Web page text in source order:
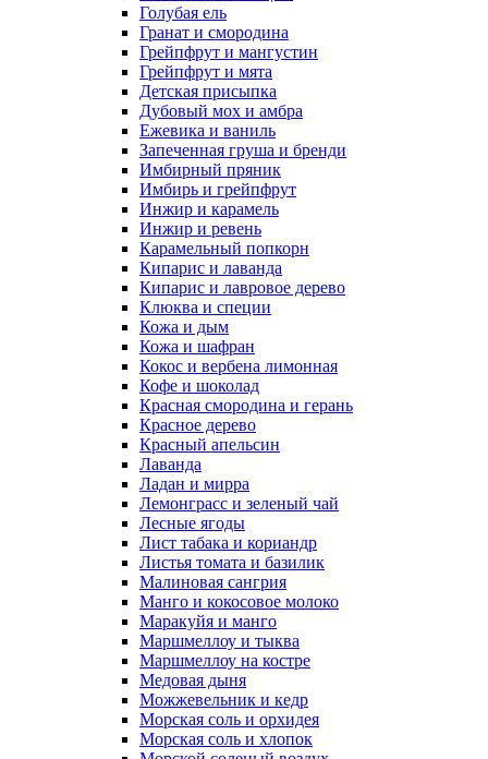
Голубая ель
Гранат и смородина
Грейпфрут и мангустин
Грейпфрут и мята
Детская присыпка
Дубовый мох и амбра
Ежевика и ваниль
Запеченная груша и бренди
Имбирный пряник
Имбирь и грейпфрут
Инжир и карамель
Инжир и ревень
Карамельный попкорн
Кипарис и лаванда
Кипарис и лавровое дерево
Клюква и специи
Кожа и дым
Кожа и шафран
Кокос и вербена лимонная
Кофе и шоколад
Красная смородина и герань
Красное дерево
Красный апельсин
Лаванда
Ладан и мирра
Лемонграсс и зеленый чай
Лесные ягоды
Лист табака и кориандр
Листья томата и базилик
Малиновая сангрия
Манго и кокосовое молоко
Маракуйя и манго
Маршмеллоу и тыква
Маршмеллоу на костре
Медовая дыня
Можжевельник и кедр
Морская соль и орхидея
Морская соль и хлопок